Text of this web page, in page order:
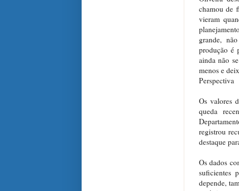
chamou de
vieram
grande,
produção é
ainda não
menos e
Perspectiva
Os valores
queda
registrou
destaque
Os dados
suficientes
depende,